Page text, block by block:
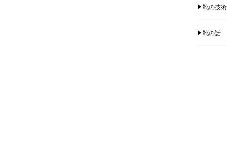
靴の技術
靴の話